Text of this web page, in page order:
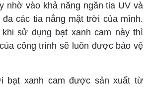
nhờ vào khả năng ngăn tia UV và
các tia nắng mặt trời của mình.
sử dụng bạt xanh cam này thì
công trình sẽ luôn được bảo vệ
bạt xanh cam được sản xuất từ